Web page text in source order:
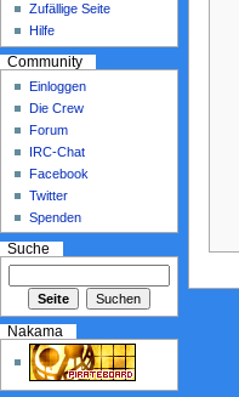
Zufällige Seite
Hilfe
Community
Einloggen
Die Crew
Forum
IRC-Chat
Facebook
Twitter
Spenden
Suche
Nakama